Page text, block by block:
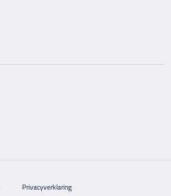
Privacyverklaring